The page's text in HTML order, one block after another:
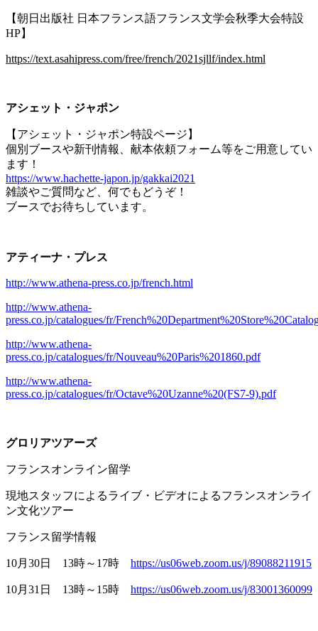
【朝日出版社 日本フランス語フランス文学会秋季大会特設
HP】
https://text.asahipress.com/free/french/2021sjllf/index.html
アシェット・ジャポン
【アシェット・ジャポン特設ページ】
個別ブースや新刊情報、献本依頼フォーム等をご用意してい
ます！
https://www.hachette-japon.jp/gakkai2021
雑談やご質問など、何でもどうぞ！
ブースでお待ちしています。
アティーナ・プレス
http://www.athena-press.co.jp/french.html
http://www.athena-
press.co.jp/catalogues/fr/
http://www.athena-
press.co.jp/catalogues/fr/Nouveau%20Paris%201860.pdf
http://www.athena-
press.co.jp/catalogues/fr/Octave%20Uzanne%20(FS7-9).pdf
グロリアツアーズ
フランスオンライン留学
現地スタッフによるライブ・ビデオによるフランスオンライ
ン文化ツアー
フランス留学情報
10月 30日 13時～ 17時 https://us06web.zoom.us/j/89088211915
10月 31 日 13時～ 15時 https://us06web.zoom.us/j/83001360099